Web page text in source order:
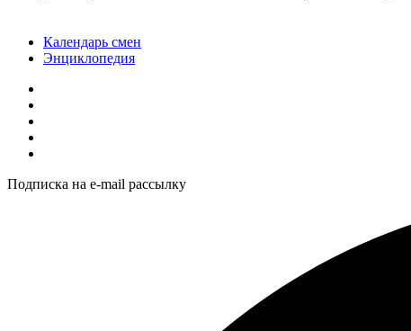
Календарь смен
Энциклопедия
Подписка на e-mail рассылку